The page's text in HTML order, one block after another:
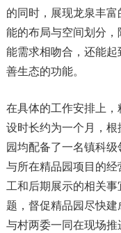
的同时，展现龙泉丰
能的布局与空间划分
能需求相吻合，还能
善生态的功能。
在具体的工作安排上
设时长约为一个月，
园均配备了一名镇科
与所在精品园项目的
工和后期展示的相关
题，督促精品园尽快
与村两委一同在现场